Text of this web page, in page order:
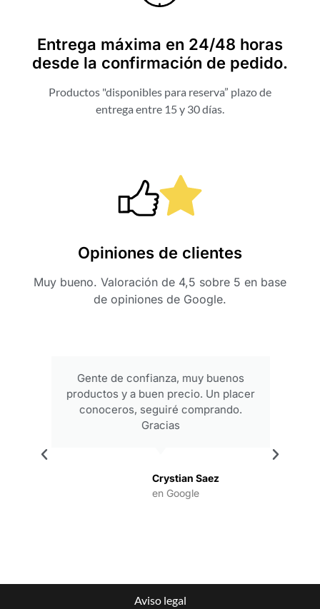
Entrega máxima en 24/48 horas
desde la confirmación de pedido.
Productos "disponibles para reserva” plazo de
entrega entre 15 y 30 días.
Opiniones de clientes
Muy bueno. Valoración de 4,5 sobre 5 en base
de opiniones de Google.
Gente de confianza, muy buenos
productos y a buen precio. Un placer
conoceros, seguiré comprando.
Gracias
Crystian Saez
en Google
Aviso legal